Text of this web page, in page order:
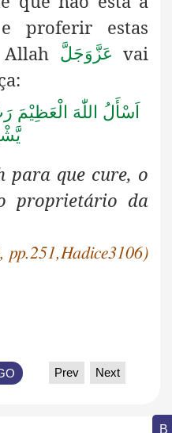
proferir estas
عَزَّوَجَلَّ vai
اَسْأَلُ اللّٰهَ الْعَظِيْمَ
para que cure, o
proprietário da
pp.251,Hadice3106)
Prev Next